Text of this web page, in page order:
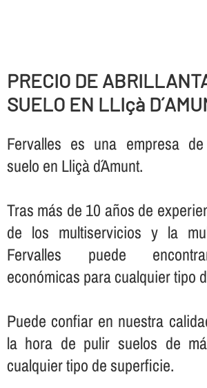
PRECIO DE
SUELO EN LLIçà
Fervalles es una empresa
suelo en Lliçà d´Amunt.
Tras más de 10 años de
de los multiservicios y la
Fervalles puede
económicas para cualquier tipo
Puede confiar en nuestra
la hora de pulir suelos de
cualquier tipo de superficie.